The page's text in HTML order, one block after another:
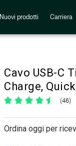
Nuovi prodotti Carriera
Cavo USB-C
Charge,
(46)
Ordina oggi per